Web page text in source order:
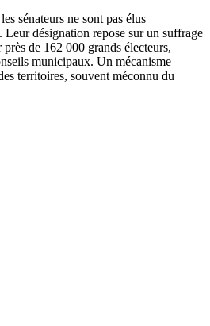
sénateurs ne sont pas élus
Leur désignation repose sur un suffrage
de 162 000 grands électeurs,
municipaux. Un mécanisme
territoires, souvent méconnu du